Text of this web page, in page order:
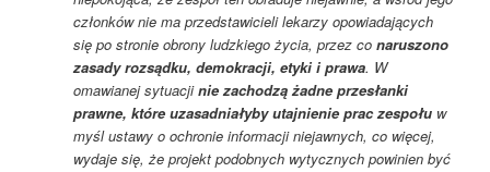
członków nie ma przedstawicieli lekarzy opowiadających
się po stronie obrony ludzkiego życia, przez co naruszono
zasady rozsądku, demokracji, etyki i prawa. W
omawianej sytuacjinie zachodzą żadne przesłanki
prawne, które uzasadniałyby utajnienie prac zespołuw
myśl ustawy o ochronie informacji niejawnych, co więcej,
wydaje się, że projekt podobnych wytycznych powinien być